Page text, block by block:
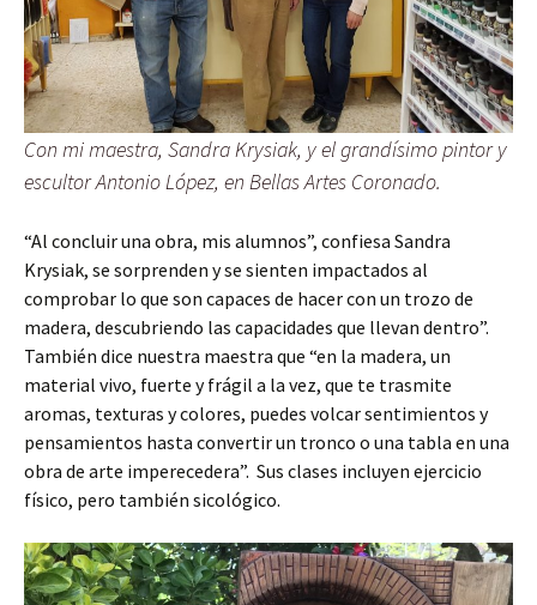
Con mi maestra, Sandra Krysiak, y el grandísimo pintor y
escultor Antonio López, en Bellas Artes Coronado.
“Al concluir una obra, mis alumnos”, confiesa Sandra
Krysiak, se sorprenden y se sienten impactados al
comprobar lo que son capaces de hacer con un trozo de
madera, descubriendo las capacidades que llevan dentro”.
También dice nuestra maestra que “en la madera, un
material vivo, fuerte y frágil a la vez, que te trasmite
aromas, texturas y colores, puedes volcar sentimientos y
pensamientos hasta convertir un tronco o una tabla en una
obra de arte imperecedera”. Sus clases incluyen ejercicio
físico, pero también sicológico.